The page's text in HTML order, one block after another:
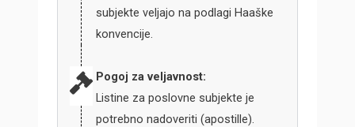
subjekte veljajo na podlagi Haaške
konvencije.
Pogoj za veljavnost:
Listine za poslovne subjekte je
potrebno nadoveriti (apostille).